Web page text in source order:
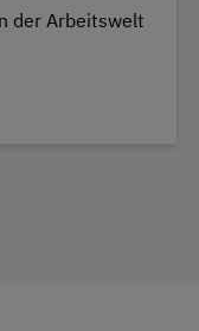
der Arbeitswelt